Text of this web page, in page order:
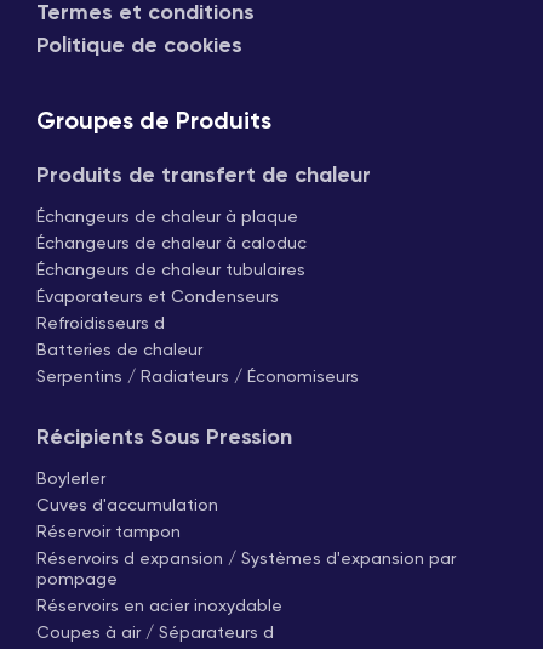
Termes et conditions
Politique de cookies
Groupes de Produits
Produits de transfert de chaleur
Échangeurs de chaleur à plaque
Échangeurs de chaleur à caloduc
Échangeurs de chaleur tubulaires
Évaporateurs et Condenseurs
Refroidisseurs d
Batteries de chaleur
Serpentins / Radiateurs / Économiseurs
Récipients Sous Pression
Boylerler
Cuves d'accumulation
Réservoir tampon
Réservoirs d expansion / Systèmes d'expansion par
pompage
Réservoirs en acier inoxydable
Coupes à air / Séparateurs d